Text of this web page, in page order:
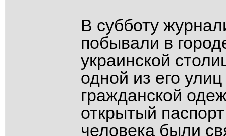
В субботу
побывали в
украинской
одной из его
гражданской
открытый
человека были